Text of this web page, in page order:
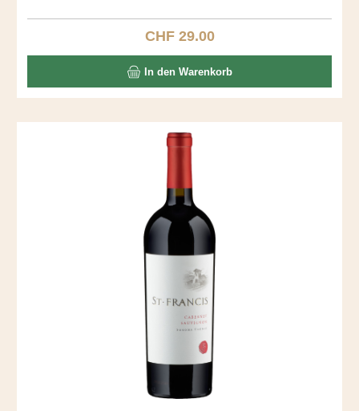
Gaumen in Caramel und Kirsche übergehen. Der Köper
gefällt mit seiner mittleren Schwere. Ein Rhone Ranger aus
Regulärer Preis:
CHF 29.00
In den Warenkorb